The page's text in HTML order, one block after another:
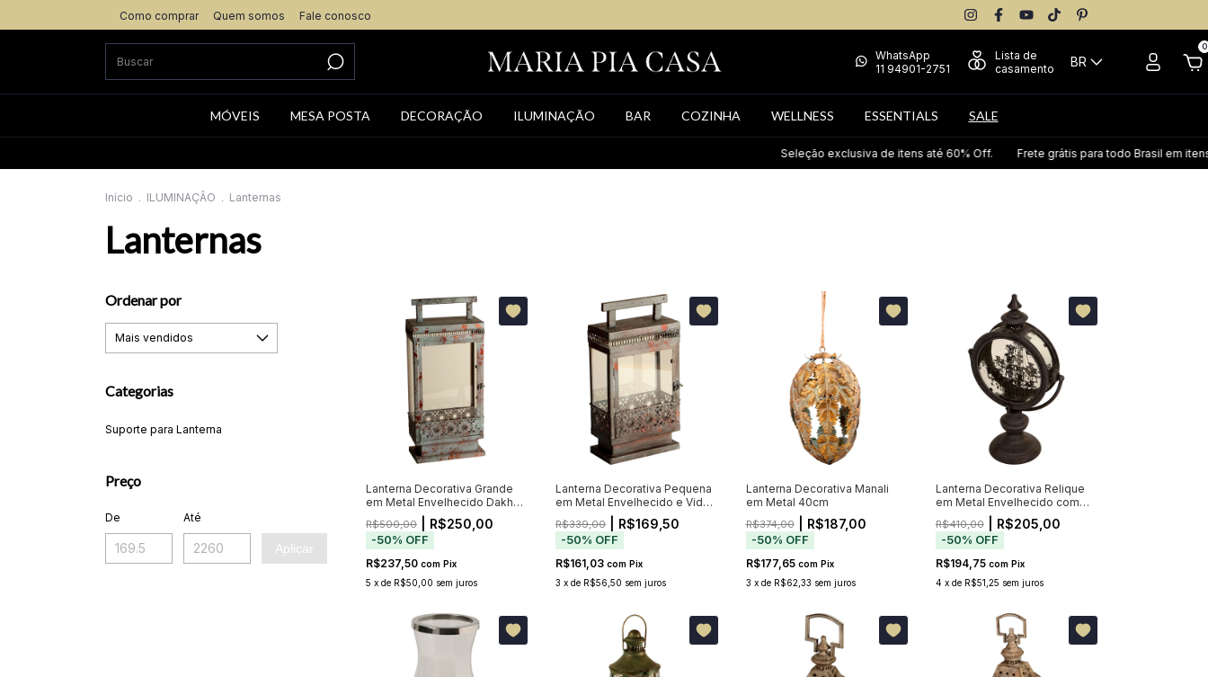
Como comprar Quem somos Fale conosco
WhatsApp
11 94901-2751
Lista de
casamento
BR
0
MÓVEIS MESA POSTA DECORAÇÃO ILUMINAÇÃO BAR COZINHA WELLNESS ESSENTIALS SALE
Seleção exclusiva de itens até 60% Off. Frete grátis para todo Brasil em itens selecionados.
Início . ILUMINAÇÃO . Lanternas
Lanternas
Ordenar por
Categorias
Suporte para Lanterna
Preço
De Até
Aplicar
Lanterna Decorativa Grande
em Metal Envelhecido Dakhla
R$500,00 | R$250,00
-50% OFF
R$237,50 com Pix
5 x de R$50,00 sem juros
Lanterna Decorativa Pequena
em Metal Envelhecido e Vidro
Dakhla 49cm
R$339,00| R$169,50
-50% OFF
R$161,03com Pix
3 xde R$56,50 sem juros
Lanterna Decorativa Manali
em Metal 40cm
R$374,00| R$187,00
-50% OFF
R$177,65 com Pix
3 x de R$62,33 sem juros
Lanterna Decorativa Relique
em Metal Envelhecido com
Vidro 56cm
R$410,00| R$205,00
-50% OFF
R$194,75 com Pix
4 x de R$51,25 sem juros